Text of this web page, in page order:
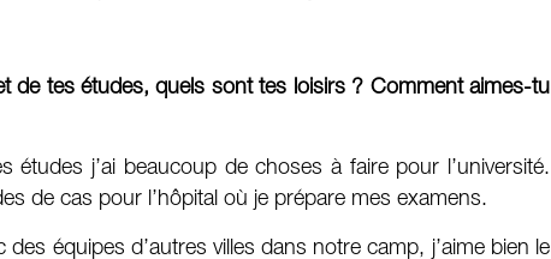
de tes études, quels sont tes loisirs ? Comment aimes-tu
études j’ai beaucoup de choses à faire pour l’université.
de cas pour l’hôpital où je prépare mes examens.
des équipes d’autres villes dans notre camp, j’aime bien le